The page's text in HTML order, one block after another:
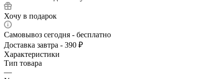
Хочу в подарок
Самовывоз сегодня - бесплатно
Доставка завтра - 390 ₽
Характеристики
Тип товара
—